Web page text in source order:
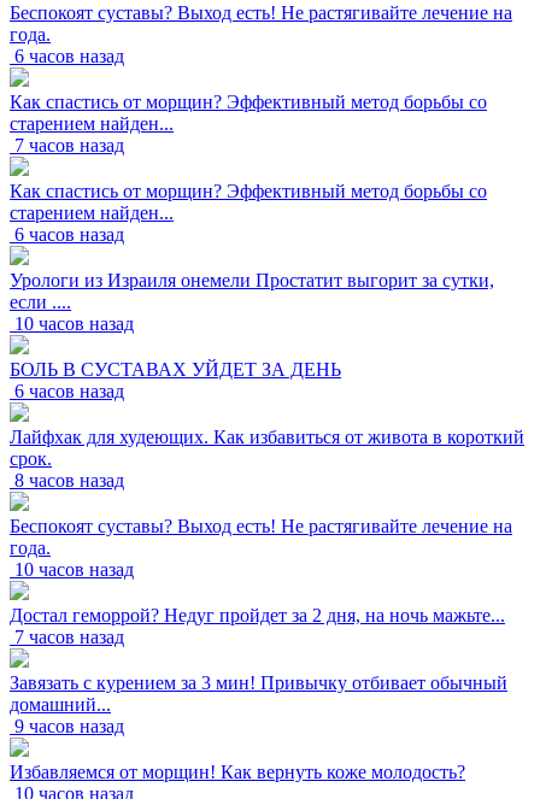
Беспокоят суставы? Выход есть! Не растягивайте лечение на
года.
6 часов назад
Как спастись от морщин? Эффективный метод борьбы со
старением найден...
7 часов назад
Как спастись от морщин? Эффективный метод борьбы со
старением найден...
6 часов назад
Урологи из Израиля онемели Простатит выгорит за сутки,
если ....
10 часов назад
БОЛЬ В СУСТАВАХ УЙДЕТ ЗА ДЕНЬ
6 часов назад
Лайфхак для худеющих. Как избавиться от живота в короткий
срок.
8 часов назад
Беспокоят суставы? Выход есть! Не растягивайте лечение на
года.
10 часов назад
Достал геморрой? Недуг пройдет за 2 дня, на ночь мажьте...
7 часов назад
Завязать с курением за 3 мин! Привычку отбивает обычный
домашний...
9 часов назад
Избавляемся от морщин! Как вернуть коже молодость?
10 часов назад